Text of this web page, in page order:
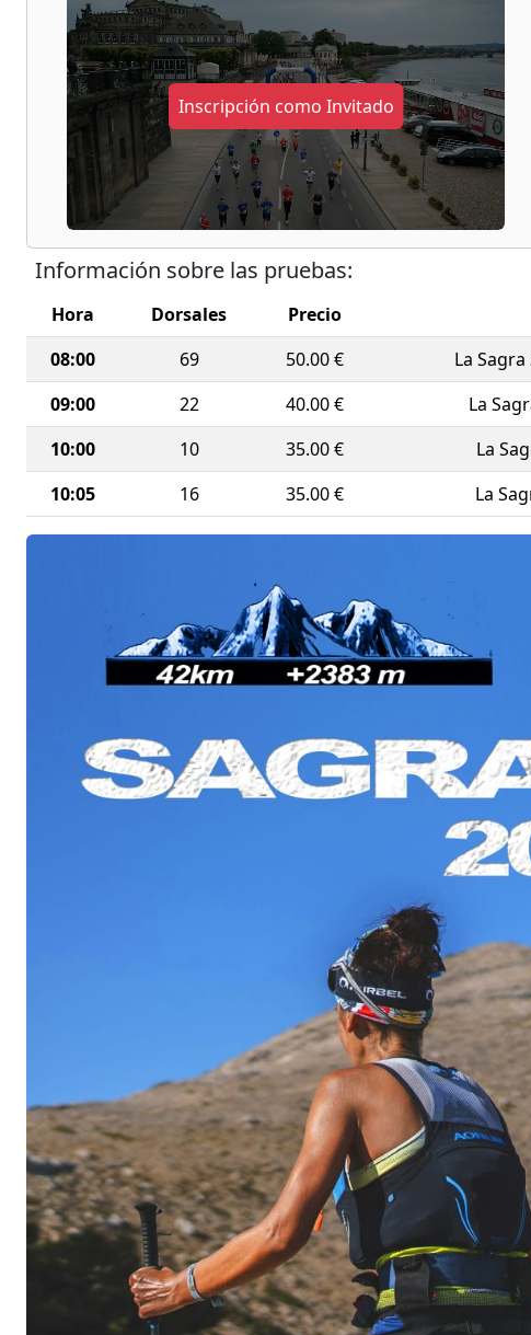
Una jornada
terreno, el
combinan
Inscripción como Invitado
Información sobre las pruebas:
Hora Dorsales Precio
08:00
69 50.00 € La
09:00
22 40.00 € La
10:00
10 35.00 € La
10:05
16 35.00 € La